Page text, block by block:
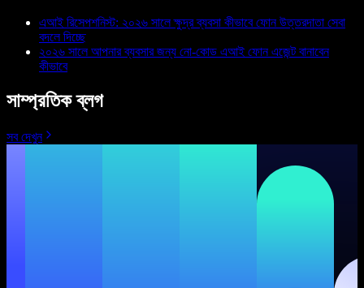
এআই রিসেপশনিস্ট: ২০২৬ সালে ক্ষুদ্র ব্যবসা কীভাবে ফোন উত্তরদাতা সেবা
বদলে দিচ্ছে
২০২৬ সালে আপনার ব্যবসার জন্য নো-কোড এআই ফোন এজেন্ট বানাবেন
কীভাবে
সাম্প্রতিক ব্লগ
সব দেখুন